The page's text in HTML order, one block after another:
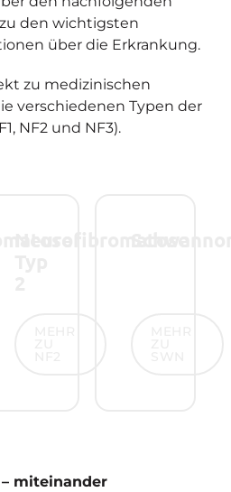
den wichtigsten
über die Erkrankung.
zu medizinischen
verschiedenen Typen der
NF2 und NF3).
miteinander